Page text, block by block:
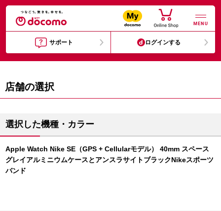
MENU
サポート ログインする
店舗の選択
選択した機種・カラー
Apple Watch Nike SE（GPS + Cellularモデル） 40mm スペース
グレイアルミニウムケースとアンスラサイトブラックNikeスポーツ
バンド